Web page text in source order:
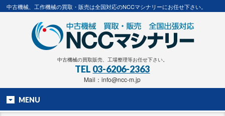
中古機械、工作機械の買取・販売は全国対応のNCCマシナリーにお任せ下さい。
中古機械の買取販売、工場整理等お任せ下さい。
TEL 03-6206-2363
Mail：info@ncc-m.jp
MENU